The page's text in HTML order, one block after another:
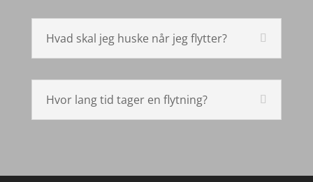
Hvad skal jeg huske når jeg flytter?
Hvor lang tid tager en flytning?